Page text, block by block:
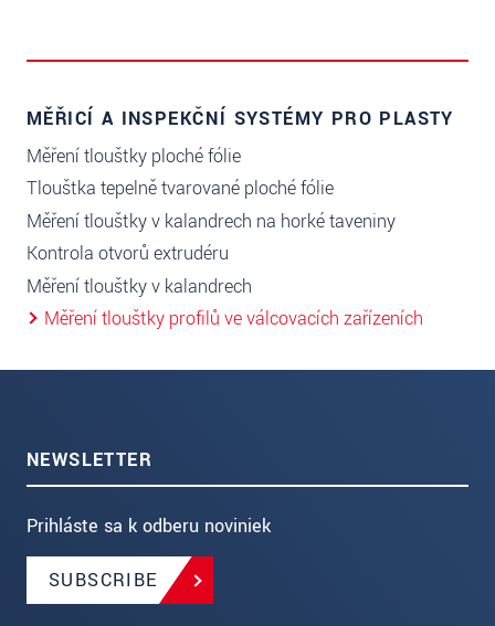
MĚŘICÍ A INSPEKČNÍ SYSTÉMY PRO PLASTY
Měření tloušťky ploché fólie
Tloušťka tepelně tvarované ploché fólie
Měření tloušťky v kalandrech na horké taveniny
Kontrola otvorů extrudéru
Měření tloušťky v kalandrech
Měření tloušťky profilů ve válcovacích zařízeních
NEWSLETTER
Prihláste sa k odberu noviniek
SUBSCRIBE